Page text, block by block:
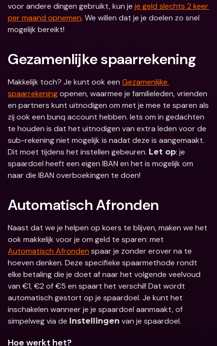
voor andere dingen gebruikt, kun je je geld slechts 2 keer
per maand opnemen. We willen dat je je doelen zo snel
mogelijk bereikt!
Gezamenlijke spaarrekening
Makkelijk toch? Je kunt ook een Gezamenlijke
spaarrekening openen, waarmee je familieleden, vrienden
en partners kunt uitnodigen om met je mee te sparen als
zij ook een bunq account hebben. Iets om in gedachten
te houden is dat het uitnodigen van extra leden voor de
sub-rekening niet mogelijk is nadat deze is aangemaakt.
Dit moet tijdens het instellen gebeuren. Let op: je
spaardoel heeft een eigen IBAN en het is mogelijk om
naar die IBAN overboekingen te doen!
Automatisch Afronden
Naast dat we je helpen op koers te blijven, maken we het
Automatisch Afronden spaar je zonder erover na te
hoeven denken. Deze specifieke spaarmethode rondt
elke betaling die je doet af naar het volgende veelvoud
van €1, €2 of €5 en spaart het verschil! Dat wordt
automatisch gestort op je spaardoel. Je kunt het
inschakelen wanneer je je spaardoel aanmaakt, of
simpelweg via de Instellingen van je spaardoel.
Hoe werkt het?